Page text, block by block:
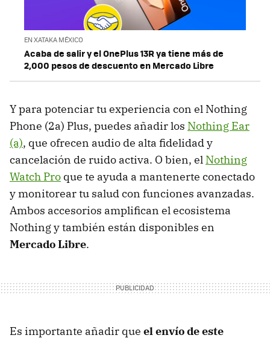
EN XATAKA MÉXICO
Acaba de salir y el OnePlus 13R ya tiene más de
2,000 pesos de descuento en Mercado Libre
Y para potenciar tu experiencia con el Nothing
Phone (2a) Plus, puedes añadir los Nothing Ear
(a), que ofrecen audio de alta fidelidad y
cancelación de ruido activa. O bien, el Nothing
Watch Pro que te ayuda a mantenerte conectado
y monitorear tu salud con funciones avanzadas.
Ambos accesorios amplifican el ecosistema
Nothing y también están disponibles en
Mercado Libre.
Es importante añadir que el envío de este